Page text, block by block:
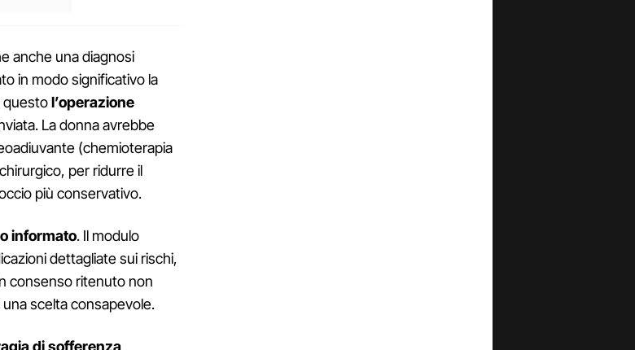
anche una diagnosi
in modo significativo la
questol’operazione
La donna avrebbe
(chemioterapia
per ridurre il
più conservativo.
informato. Il modulo
dettagliate sui rischi,
consenso ritenuto non
scelta consapevole.
di sofferenza